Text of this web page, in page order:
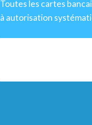
Toutes les cartes
à autorisation